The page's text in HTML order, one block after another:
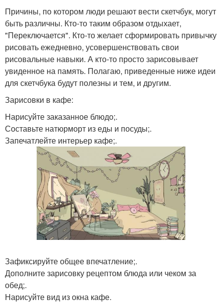
Причины, по котором люди решают вести скетчбук, могут
быть различны. Кто-то таким образом отдыхает,
"Переключается". Кто-то желает сформировать привычку
рисовать ежедневно, усовершенствовать свои
рисовальные навыки. А кто-то просто зарисовывает
увиденное на память. Полагаю, приведенные ниже идеи
для скетчбука будут полезны и тем, и другим.
Зарисовки в кафе:
Нарисуйте заказанное блюдо;.
Составьте натюрморт из еды и посуды;.
Запечатлейте интерьер кафе;.
Зафиксируйте общее впечатление;.
Дополните зарисовку рецептом блюда или чеком за
обед;.
Нарисуйте вид из окна кафе.